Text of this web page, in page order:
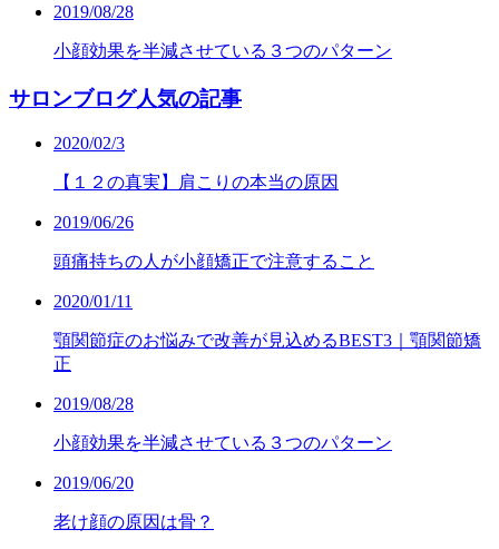
2019/08/28
小顔効果を半減させている３つのパターン
サロンブログ人気の記事
2020/02/3
【１２の真実】肩こりの本当の原因
2019/06/26
頭痛持ちの人が小顔矯正で注意すること
2020/01/11
顎関節症のお悩みで改善が見込めるBEST3｜顎関節矯
正
2019/08/28
小顔効果を半減させている３つのパターン
2019/06/20
老け顔の原因は骨？